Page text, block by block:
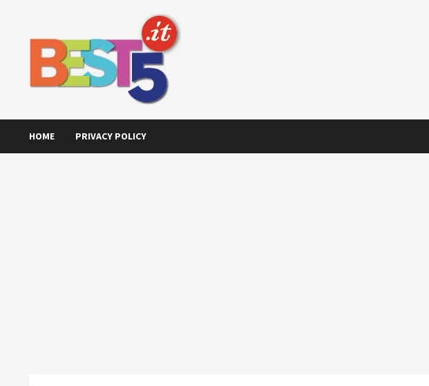
HOME PRIVACY POLICY